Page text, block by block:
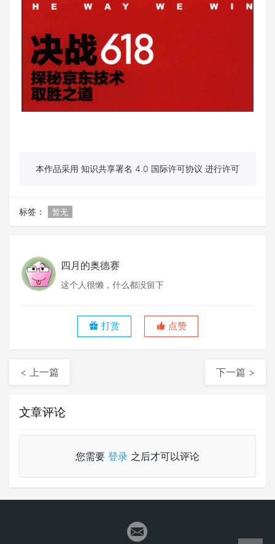
本作品采用 知识共享署名 4.0 国际许可协议 进行许可
标签： 暂无
四月的奥德赛
这个人很懒，什么都没留下
打赏 点赞
< 上一篇 下一篇 >
文章评论
您需要 登录 之后才可以评论